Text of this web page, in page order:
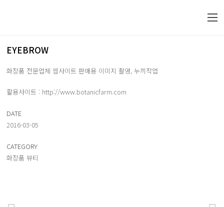
EYEBROW
화장품 전문업체 웹사이트 판매용 이미지 촬영, 누끼작업
활용사이트 : http://www.botanicfarm.com
DATE
2016-03-05
CATEGORY
화장품 뷰티